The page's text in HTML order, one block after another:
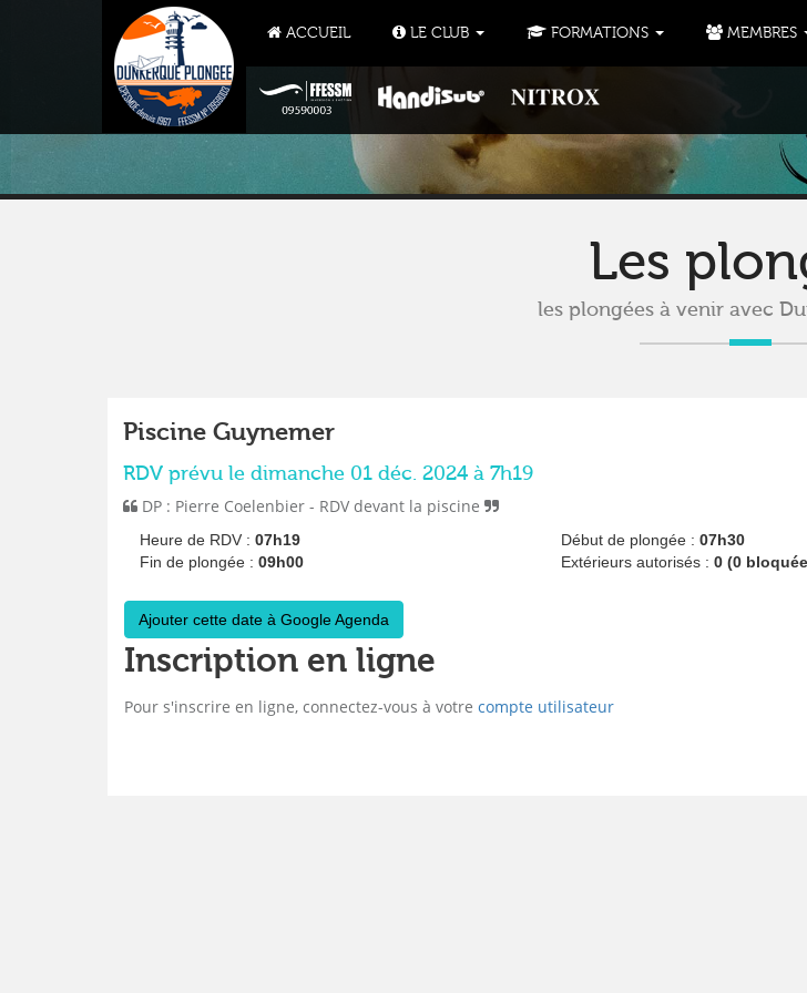
ACCUEIL LE CLUB FORMATIONS MEMBRES
Les
les plongées à venir avec
Piscine Guynemer
RDV prévu le dimanche 01 déc. 2024 à 7h19
DP : Pierre Coelenbier - RDV devant la piscine
Heure de RDV : 07h19 Début de plongée : 07h30
Fin de plongée : 09h00 Extérieurs autorisés : 0 (0
Ajouter cette date à Google Agenda
Inscription en ligne
Pour s'inscrire en ligne, connectez-vous à votre compte utilisateur